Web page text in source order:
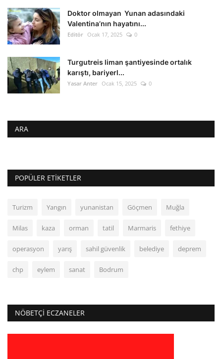
Doktor olmayan Yunan adasındaki
Valentina’nın hayatını...
Editör Ocak 17, 2025 0
Turgutreis liman şantiyesinde ortalık
karıştı, bariyerl...
Yasar Anter Ocak 15, 2025 0
ARA
POPÜLER ETIKETLER
Turizm Yangın yunanistan Göçmen Muğla
Milas kaza orman tatil Marmaris fethiye
operasyon yarış sahil güvenlik belediye deprem
chp eylem sanat Bodrum
NÖBETÇI ECZANELER